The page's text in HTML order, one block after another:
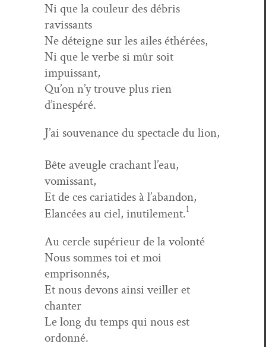
Ni que la couleur des débris
ravissants
Ne déteigne sur les ailes éthérées,
Ni que le verbe si mûr soit
impuissant,
Qu’on n’y trou­ve plus rien
d’inespéré.
J’ai sou­ve­nance du spec­ta­cle du lion,
Bête aveu­gle crachant l’eau,
vomissant,
Et de ces cari­atides à l’abandon,
Elancées au ciel, inutile­ment.1
Au cer­cle supérieur de la volonté
Nous sommes toi et moi
emprisonnés,
Et nous devons ain­si veiller et
chanter
Le long du temps qui nous est
ordonné.